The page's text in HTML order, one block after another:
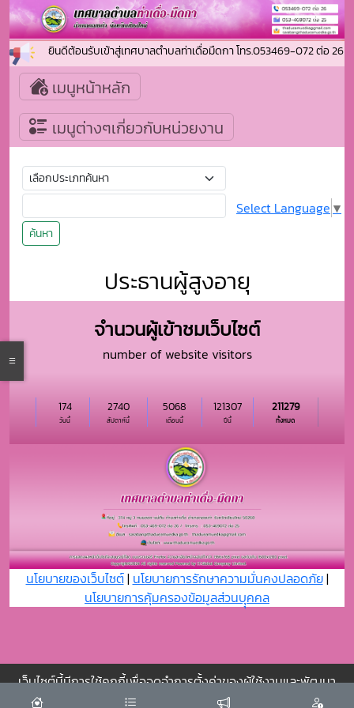
ยินดีต้อนรับเข้าสู่เทศบาลตำบลท่าเดื่อมืดกา โทร.053469-072 ต่อ 26
เมนูหน้าหลัก
เมนูต่างๆเกี่ยวกับหน่วยงาน
ค้นหา
Select Language ▼
ประธานผู้สูงอายุ
จำนวนผู้เข้าชมเว็บไซต์
number of website visitors
วันนี้
174
สัปดาห์นี้
2740
เดือนนี้
5068
ปีนี้
121307
ทั้งหมด
211279
นโยบายของเว็บไซต์| นโยบายการรักษาความมั่นคงปลอดภัย|
นโยบายการคุ้มครองข้อมูลส่วนบุุคคล
เว็บไซต์นี้มีการใช้คุกกี้เพื่อจดจำการตั้งค่าของผู้ใช้งานและพัฒนา
ประสบการณ์การใช้งานของคุณให้ดียิ่งขึ้น